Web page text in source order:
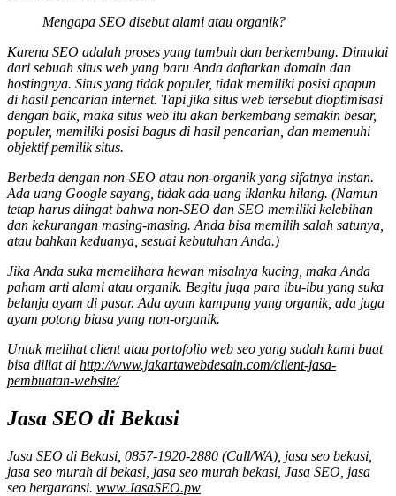
Mengapa SEO disebut alami atau organik?
Karena SEO adalah proses yang tumbuh dan berkembang. Dimulai
dari sebuah situs web yang baru Anda daftarkan domain dan
hostingnya. Situs yang tidak populer, tidak memiliki posisi apapun
di hasil pencarian internet. Tapi jika situs web tersebut dioptimisasi
dengan baik, maka situs web itu akan berkembang semakin besar,
populer, memiliki posisi bagus di hasil pencarian, dan memenuhi
objektif pemilik situs.
Berbeda dengan non-SEO atau non-organik yang sifatnya instan.
Ada uang Google sayang, tidak ada uang iklanku hilang. (Namun
tetap harus diingat bahwa non-SEO dan SEO memiliki kelebihan
dan kekurangan masing-masing. Anda bisa memilih salah satunya,
atau bahkan keduanya, sesuai kebutuhan Anda.)
Jika Anda suka memelihara hewan misalnya kucing, maka Anda
paham arti alami atau organik. Begitu juga para ibu-ibu yang suka
belanja ayam di pasar. Ada ayam kampung yang organik, ada juga
ayam potong biasa yang non-organik.
Untuk melihat client atau portofolio web seo yang sudah kami buat
bisa diliat di http://www.jakartawebdesain.com/client-jasa-
pembuatan-website/
Jasa SEO di Bekasi
Jasa SEO di Bekasi, 0857-1920-2880 (Call/WA), jasa seo bekasi,
jasa seo murah di bekasi, jasa seo murah bekasi, Jasa SEO, jasa
seo bergaransi. www.JasaSEO.pw